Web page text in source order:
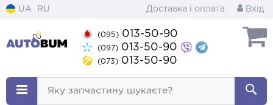
UA RU Доставка і оплата Вхід
(095) 013-50-90
(097) 013-50-90
(073) 013-50-90
Яку запчастину шукаєте?